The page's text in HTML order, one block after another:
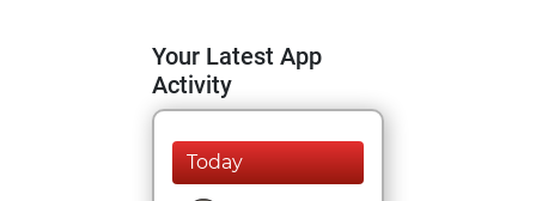
Your Latest App
Activity
Today